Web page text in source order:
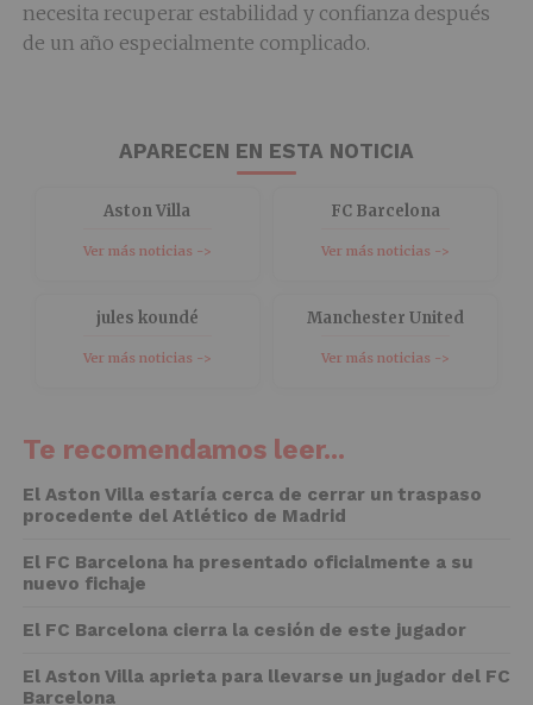
necesita recuperar estabilidad y confianza después
de un año especialmente complicado.
APARECEN EN ESTA NOTICIA
Aston Villa
Ver más noticias ->
FC Barcelona
Ver más noticias ->
jules koundé
Ver más noticias ->
Manchester United
Ver más noticias ->
Te recomendamos leer...
El Aston Villa estaría cerca de cerrar un traspaso
procedente del Atlético de Madrid
El FC Barcelona ha presentado oficialmente a su
nuevo fichaje
El FC Barcelona cierra la cesión de este jugador
El Aston Villa aprieta para llevarse un jugador del FC
Barcelona